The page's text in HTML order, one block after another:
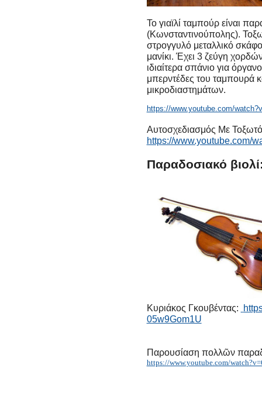
Το γιαϊλί ταμπούρ είναι
(Κωνσταντινούπολης).
στρογγυλό μεταλλικό
μανίκι. Έχει 3 ζεύγη
ιδιαίτερα σπάνιο για
μπερντέδες του ταμπουρά
μικροδιαστημάτων.
https://www.youtube.com/
Αυτοσχεδιασμός Με
https://www.youtube.com/
Παραδοσιακό
Κυριάκος Γκουβέντας:
05w9Gom1U
Παρουσίαση πολλῶν
https://www.youtube.com/